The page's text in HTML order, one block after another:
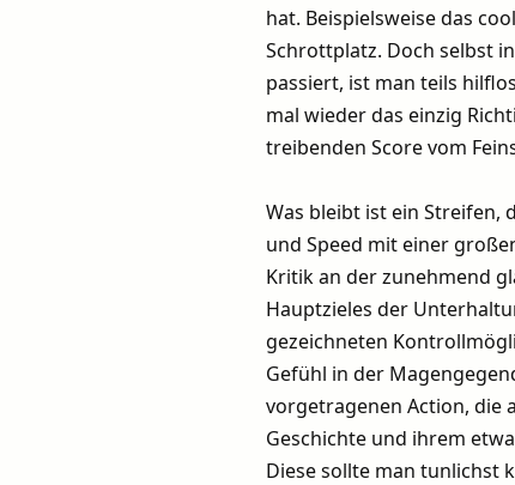
hat. Beispielsweise das
Schrottplatz. Doch selbst
passiert, ist man teils
mal wieder das einzig
treibenden Score vom
Was bleibt ist ein Streifen,
und Speed mit einer
Kritik an der zunehmend
Hauptzieles der
gezeichneten
Gefühl in der
vorgetragenen Action, die
Geschichte und ihrem
Diese sollte man tunlichst